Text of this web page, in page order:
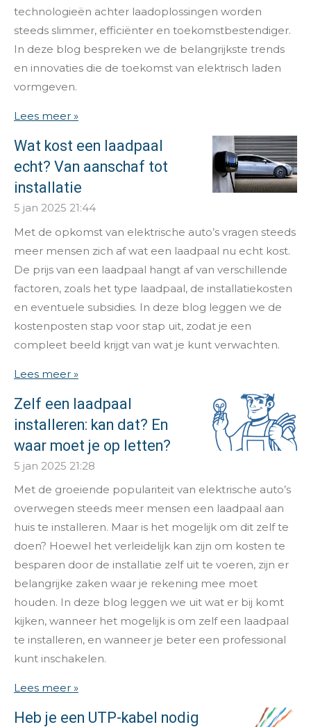
technologieën achter laadoplossingen worden
steeds slimmer, efficiënter en toekomstbestendiger.
In deze blog bespreken we de belangrijkste trends
en innovaties die de toekomst van elektrisch laden
vormgeven.
Lees meer »
Wat kost een laadpaal
echt? Van aanschaf tot
installatie
5 jan 2025 21:44
Met de opkomst van elektrische auto’s vragen steeds
meer mensen zich af wat een laadpaal nu echt kost.
De prijs van een laadpaal hangt af van verschillende
factoren, zoals het type laadpaal, de installatiekosten
en eventuele subsidies. In deze blog leggen we de
kostenposten stap voor stap uit, zodat je een
compleet beeld krijgt van wat je kunt verwachten.
Lees meer »
Zelf een laadpaal
installeren: kan dat? En
waar moet je op letten?
5 jan 2025 21:28
Met de groeiende populariteit van elektrische auto’s
overwegen steeds meer mensen een laadpaal aan
huis te installeren. Maar is het mogelijk om dit zelf te
doen? Hoewel het verleidelijk kan zijn om kosten te
besparen door de installatie zelf uit te voeren, zijn er
belangrijke zaken waar je rekening mee moet
houden. In deze blog leggen we uit wat er bij komt
kijken, wanneer het mogelijk is om zelf een laadpaal
te installeren, en wanneer je beter een professional
kunt inschakelen.
Lees meer »
Heb je een UTP-kabel nodig